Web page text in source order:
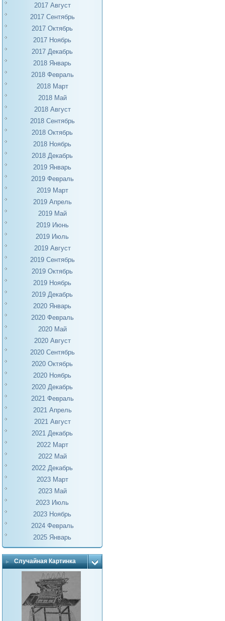
2017 Август
2017 Сентябрь
2017 Октябрь
2017 Ноябрь
2017 Декабрь
2018 Январь
2018 Февраль
2018 Март
2018 Май
2018 Август
2018 Сентябрь
2018 Октябрь
2018 Ноябрь
2018 Декабрь
2019 Январь
2019 Февраль
2019 Март
2019 Апрель
2019 Май
2019 Июнь
2019 Июль
2019 Август
2019 Сентябрь
2019 Октябрь
2019 Ноябрь
2019 Декабрь
2020 Январь
2020 Февраль
2020 Май
2020 Август
2020 Сентябрь
2020 Октябрь
2020 Ноябрь
2020 Декабрь
2021 Февраль
2021 Апрель
2021 Август
2021 Декабрь
2022 Март
2022 Май
2022 Декабрь
2023 Март
2023 Май
2023 Июль
2023 Ноябрь
2024 Февраль
2025 Январь
Случайная Картинка